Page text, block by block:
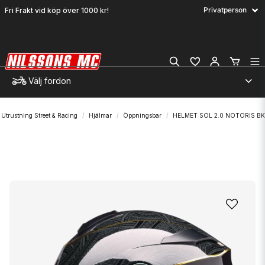
Fri Frakt vid köp över 1000 kr!
Välj fordon
Utrustning Street & Racing Hjälmar Öppningsbar HELMET SOL 2.0 NOTORIS